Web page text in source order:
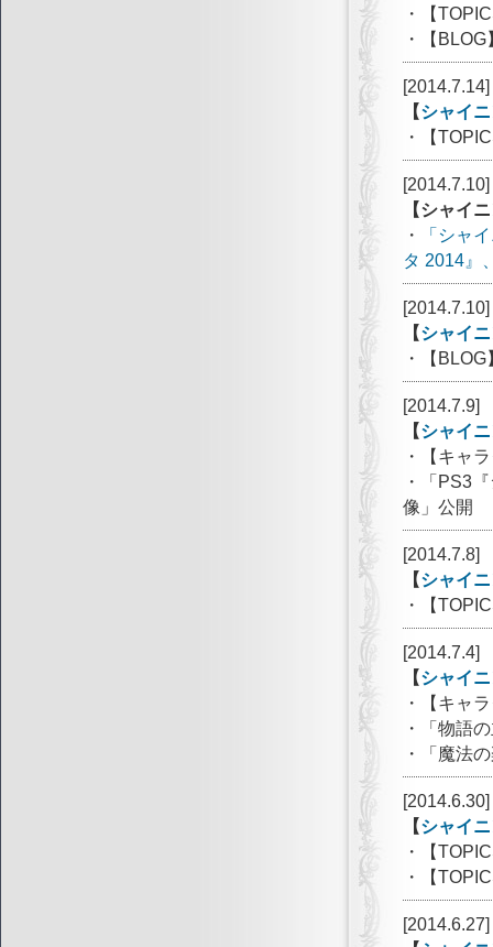
・【
・【
[2014.7.14]
【シャイ
・【
[2014.7.10]
【シャイ
・
「シャ
タ 2014』
[2014.7.10]
【シャイ
・【
[2014.7.9]
【シャイ
・【キャ
・「PS3
像」公開
[2014.7.8]
【シャイ
・【
[2014.7.4]
【シャイ
・【キャ
・「物語
・「魔法
[2014.6.30]
【シャイ
・【
・【
[2014.6.27]